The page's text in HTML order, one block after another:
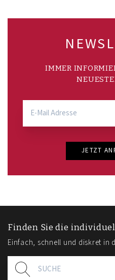
IMMER
JETZT
Finden Sie die
Einfach, schnell und diskret in